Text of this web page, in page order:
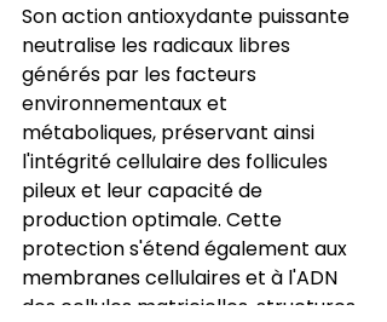
Son action antioxydante puissante
neutralise les radicaux libres
générés par les facteurs
environnementaux et
métaboliques, préservant ainsi
l'intégrité cellulaire des follicules
pileux et leur capacité de
production optimale. Cette
protection s'étend également aux
membranes cellulaires et à l'ADN
des cellules matricielles, structures